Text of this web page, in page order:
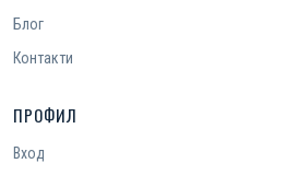
Блог
Контакти
ПРОФИЛ
Вход